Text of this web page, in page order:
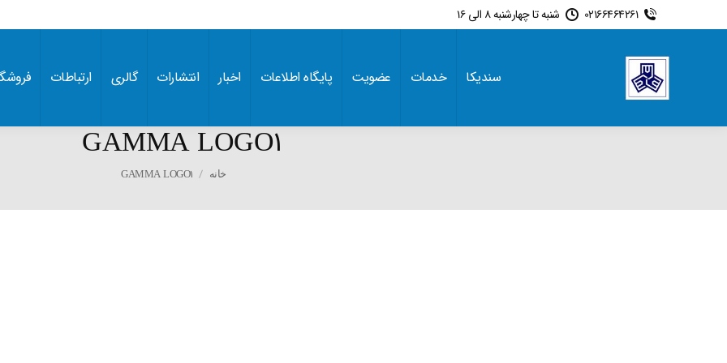
02166464261 شنبه تا چهارشنبه 8 الی 16
سندیکا خدمات عضویت پایگاه اطلاعات اخبار انتشارات گالری ارتباطات
GAMMA LOGO۱
You are here:
خانه GAMMA LOGO۱